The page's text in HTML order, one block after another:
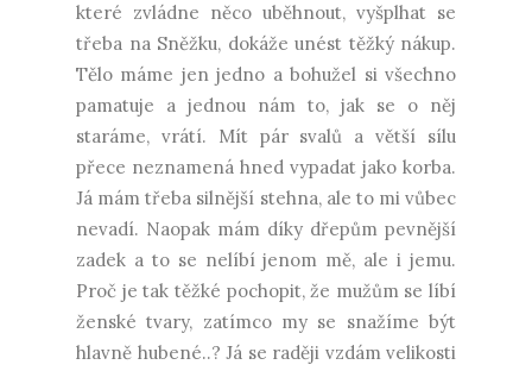
které zvládne něco uběhnout, vyšplhat se
třeba na Sněžku, dokáže unést těžký nákup.
Tělo máme jen jedno a bohužel si všechno
pamatuje a jednou nám to, jak se o něj
staráme, vrátí. Mít pár svalů a větší sílu
přece neznamená hned vypadat jako korba.
Já mám třeba silnější stehna, ale to mi vůbec
nevadí. Naopak mám díky dřepům pevnější
zadek a to se nelíbí jenom mě, ale i jemu.
Proč je tak těžké pochopit, že mužům se líbí
ženské tvary, zatímco my se snažíme být
hlavně hubené..? Já se raději vzdám velikosti